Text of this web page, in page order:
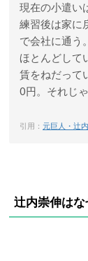
現在の小遣い
練習後は家に
で会社に通う
ほとんどして
賃をねだって
0円。それじ
引用： 元巨人・辻
辻内崇伸は